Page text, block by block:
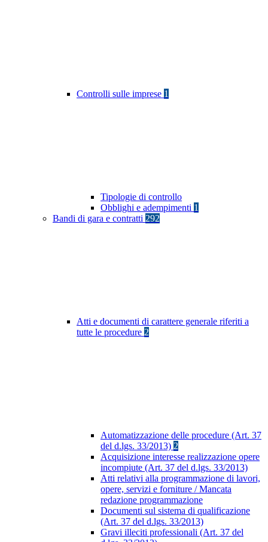
Controlli sulle imprese 1
Tipologie di controllo
Obblighi e adempimenti 1
Bandi di gara e contratti 292
Atti e documenti di carattere generale riferiti a
tutte le procedure 2
Automatizzazione delle procedure (Art. 37
del d.lgs. 33/2013) 2
Acquisizione interesse realizzazione opere
incompiute (Art. 37 del d.lgs. 33/2013)
Atti relativi alla programmazione di lavori,
opere, servizi e forniture / Mancata
redazione programmazione
Documenti sul sistema di qualificazione
(Art. 37 del d.lgs. 33/2013)
Gravi illeciti professionali (Art. 37 del